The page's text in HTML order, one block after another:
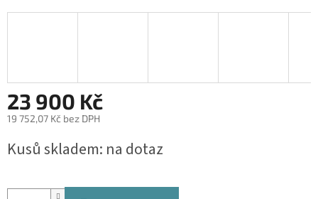
A
23 900 Kč
19 752,07 Kč bez DPH
cena:
Kusů skladem: na dotaz